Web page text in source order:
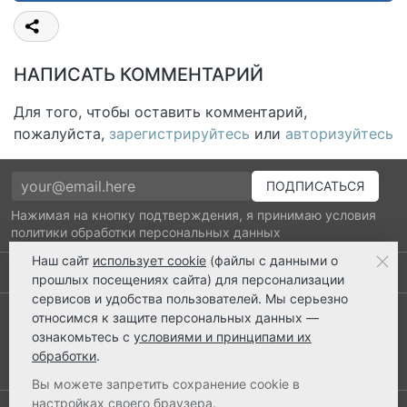
НАПИСАТЬ КОММЕНТАРИЙ
Для того, чтобы оставить комментарий,
пожалуйста, зарегистрируйтесь или авторизуйтесь
Нажимая на кнопку подтверждения, я принимаю условия
политики обработки персональных данных
Выполнено заказов: 52510
8 800 2018-054
ts@ts21.ru
Наш сайт использует cookie (файлы с данными о
прошлых посещениях сайта) для персонализации
сервисов и удобства пользователей. Мы серьезно
относимся к защите персональных данных —
ознакомьтесь с условиями и принципами их
обработки.
Вы можете запретить сохранение cookie в
настройках своего браузера.